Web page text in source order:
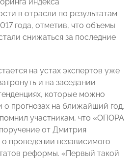
в отрасли по результатам
года, отметив, что объемы
снижаться за последние
на устах экспертов уже
и на заседании
которые можно
о прогнозах на ближайший год,
участникам, что «ОПОРА
от Дмитрия
проведении независимого
реформы. «Первый такой